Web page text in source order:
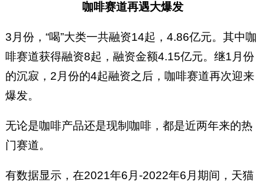
咖啡赛道再遇大爆发
3月份，“喝”大类一共融资14起，4.86亿元。其中咖
啡赛道获得融资8起，融资金额4.15亿元。继1月份
的沉寂，2月份的4起融资之后，咖啡赛道再次迎来
爆发。
无论是咖啡产品还是现制咖啡，都是近两年来的热
门赛道。
有数据显示，在2021年6月-2022年6月期间，天猫